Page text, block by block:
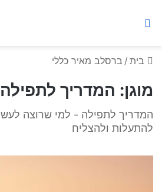
בית / ברסלב מאיר כללי
מוגן: המדריך לתפילה
המדריך לתפילה - למי שרוצה
להתעלות ולהצליח